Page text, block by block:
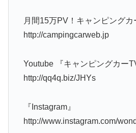
月間15万PV！キャンピングカ
http://campingcarweb.jp
Youtube 『キャンピングカー
http://qq4q.biz/JHYs
『Instagram』
http://www.instagram.com/